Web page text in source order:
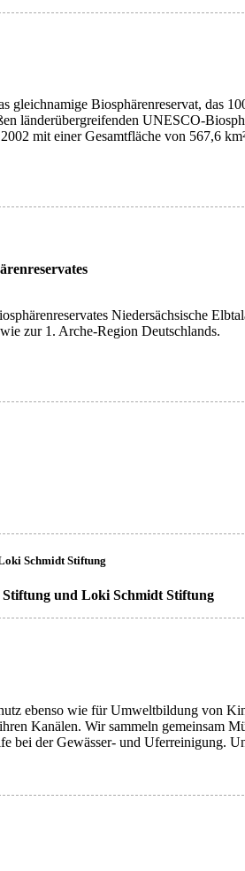
gleichnamige Biosphärenreservat,
länderübergreifenden UNESCO-
mit einer Gesamtfläche von 567,6
Niedersächsische
zur 1. Arche-Region Deutschlands.
Schmidt Stiftung
und Loki Schmidt Stiftung
ebenso wie für Umweltbildung von
Kanälen. Wir sammeln gemeinsam
bei der Gewässer- und Uferreinigung.